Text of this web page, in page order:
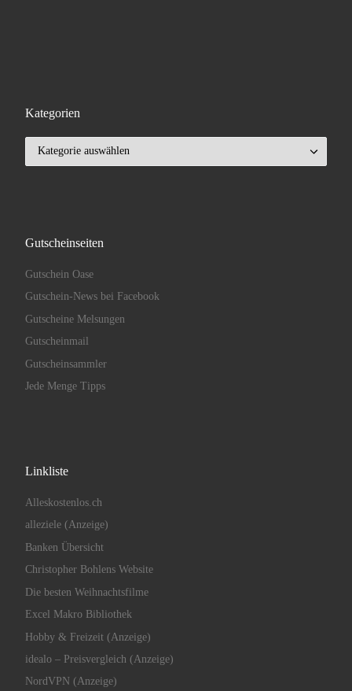
Kategorien
Gutscheinseiten
Gutschein Oase
Gutschein-News bei Facebook
Gutscheine Melsungen
Gutscheinmail
Gutscheinsammler
Jede Menge Tipps
Linkliste
Alleskostenlos.ch
alleziele (Anzeige)
Banken Übersicht
Christopher Bohlens Website
Die besten Weihnachtsfilme
Excel Makro Bibliothek
Hobby & Freizeit (Anzeige)
idealo – Preisvergleich (Anzeige)
NordVPN (Anzeige)